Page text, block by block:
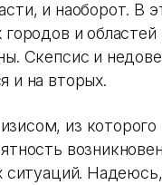
и наоборот. В
и областей
Скепсис и
и на вторых.
из которого
ситуаций.